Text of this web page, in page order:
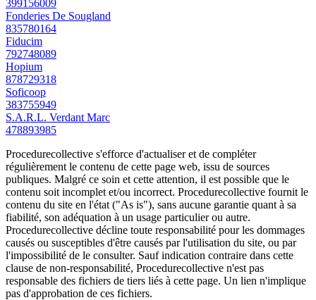
399156009
Fonderies De Sougland
835780164
Fiducim
792748089
Hopium
878729318
Soficoop
383755949
S.A.R.L. Verdant Marc
478893985
Procedurecollective s'efforce d'actualiser et de compléter
régulièrement le contenu de cette page web, issu de sources
publiques. Malgré ce soin et cette attention, il est possible que le
contenu soit incomplet et/ou incorrect. Procedurecollective fournit le
contenu du site en l'état ("As is"), sans aucune garantie quant à sa
fiabilité, son adéquation à un usage particulier ou autre.
Procedurecollective décline toute responsabilité pour les dommages
causés ou susceptibles d'être causés par l'utilisation du site, ou par
l'impossibilité de le consulter. Sauf indication contraire dans cette
clause de non-responsabilité, Procedurecollective n'est pas
responsable des fichiers de tiers liés à cette page. Un lien n'implique
pas d'approbation de ces fichiers.